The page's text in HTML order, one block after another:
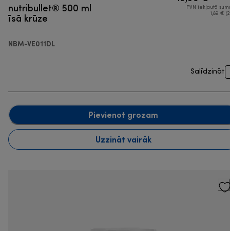
nutribullet® 500 ml
īsā krūze
NBM-VE011DL
PVN iekļautā
1,89 €
Salīdzināt
Pievienot grozam
Uzzināt vairāk